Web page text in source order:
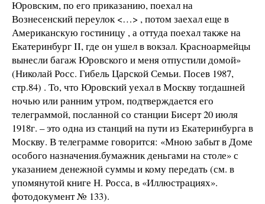
Юровским, по его приказанию, поехал на
Вознесенский переулок <…> , потом заехал еще в
Американскую гостиницу , а оттуда поехал также на
Екатеринбург II, где он ушел в вокзал. Красноармейцы
вынесли багаж Юровского и меня отпустили домой»
(Николай Росс. Гибель Царской Семьи. Посев 1987,
стр.84) . То, что Юровский уехал в Москву тогдашней
ночью или ранним утром, подтверждается его
телеграммой, посланной со станции Бисерт 20 июля
1918г. – это одна из станций на пути из Екатеринбурга в
Москву. В телеграмме говорится: «Мною забыт в Доме
особого назначения.бумажник деньгами на столе» с
указанием денежной суммы и кому передать (см. в
упомянутой книге Н. Росса, в «Иллюстрациях».
фотодокумент № 133).